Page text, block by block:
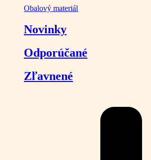
Obalový materiál
Novinky
Odporúčané
Zľavnené